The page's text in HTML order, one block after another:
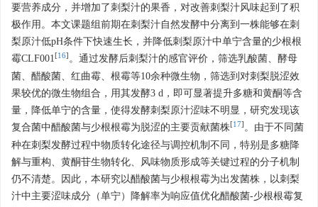
要营养成分，并增加了刺梨汁的果香，对改善刺梨汁风味起到了积
极作用。本文课题组前期在刺梨汁自然发酵中分离到一株能够在刺
梨原汁低pH条件下快速生长，并降低刺梨原汁中单宁含量的少根根
霉CLF001[16] 。通过发酵后刺梨汁的感官评价，筛选乳酸菌、酵母
菌、醋酸菌、红曲霉、根霉等10余种微生物，筛选到对刺梨脱涩效
果较优的微生物组合，用其发酵3 d，即可显著提升多糖和黄酮等含
量，降低单宁的含量，使得发酵刺梨原汁涩味不明显，研究发现该
复合菌中醋酸菌与少根根霉为脱涩的主要贡献菌株[17] 。由于不同菌
种在刺梨发酵过程中物质转化途径与调控机制不同，特别是多糖降
解与重构、黄酮苷生物转化、风味物质形成等关键过程的分子机制
仍不清楚。因此，本研究以醋酸菌与少根根霉为出发菌株，以刺梨
汁中主要涩味成分（单宁）降解率为响应值优化醋酸菌-少根根霉复